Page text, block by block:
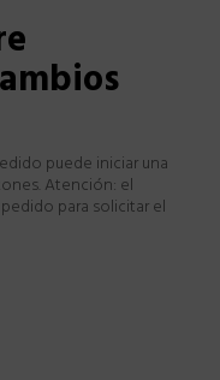
puede iniciar una
Atención: el
para solicitar el